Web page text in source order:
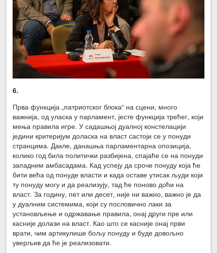
6.
Прва функција „патриотског блока“ на сцени, много
важнија, од уласка у парламент, јесте функција трећег, који
мења правила игре. У садашњој дуалној констелацији
једини критеријум доласка на власт састоји се у понуди
странцима. Дакле, данашња парламентарна опозиција,
колико год била политички разбијена, спајаће се на понуди
западним амбасадама. Кад успеју да сроче понуду која ће
бити већа од понуде власти и када оставе утисак људи који
ту понуду могу и да реализују, тад ће поново доћи на
власт. За годину, пет или десет, није ни важно, важно је да
у дуалним системима, који су пословично лаки за
установљење и одржавање правила, онај други пре или
касније долази на власт. Као што се касније онај први
врати, чим артикулише бољу понуду и буде довољно
уверљив да ће је реализовати.